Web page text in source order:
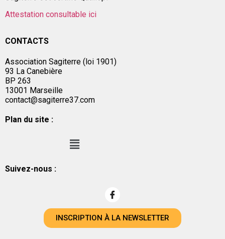
Attestation consultable ici
CONTACTS
Association Sagiterre (loi 1901)
93 La Canebière
BP 263
13001 Marseille
contact@sagiterre37.com
Plan du site :
Suivez-nous :
INSCRIPTION À LA NEWSLETTER